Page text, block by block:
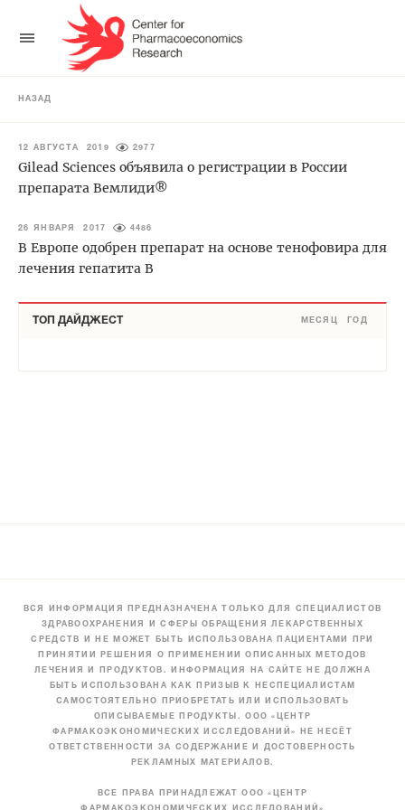
НАЗАД
12 АВГУСТА 2019 2977
Gilead Sciences объявила о регистрации в России
препарата Вемлиди®
26 ЯНВАРЯ 2017 4486
В Европе одобрен препарат на основе тенофовира для
лечения гепатита В
ТОП ДАЙДЖЕСТ МЕСЯЦ ГОД
ВСЯ ИНФОРМАЦИЯ ПРЕДНАЗНАЧЕНА ТОЛЬКО ДЛЯ СПЕЦИАЛИСТОВ
ЗДРАВООХРАНЕНИЯ И СФЕРЫ ОБРАЩЕНИЯ ЛЕКАРСТВЕННЫХ
СРЕДСТВ И НЕ МОЖЕТ БЫТЬ ИСПОЛЬЗОВАНА ПАЦИЕНТАМИ ПРИ
ПРИНЯТИИ РЕШЕНИЯ О ПРИМЕНЕНИИ ОПИСАННЫХ МЕТОДОВ
ЛЕЧЕНИЯ И ПРОДУКТОВ. ИНФОРМАЦИЯ НА САЙТЕ НЕ ДОЛЖНА
БЫТЬ ИСПОЛЬЗОВАНА КАК ПРИЗЫВ К НЕСПЕЦИАЛИСТАМ
САМОСТОЯТЕЛЬНО ПРИОБРЕТАТЬ ИЛИ ИСПОЛЬЗОВАТЬ
ОПИСЫВАЕМЫЕ ПРОДУКТЫ. ООО «ЦЕНТР
ФАРМАКОЭКОНОМИЧЕСКИХ ИССЛЕДОВАНИЙ» НЕ НЕСЁТ
ОТВЕТСТВЕННОСТИ ЗА СОДЕРЖАНИЕ И ДОСТОВЕРНОСТЬ
РЕКЛАМНЫХ МАТЕРИАЛОВ.
ВСЕ ПРАВА ПРИНАДЛЕЖАТ ООО «ЦЕНТР